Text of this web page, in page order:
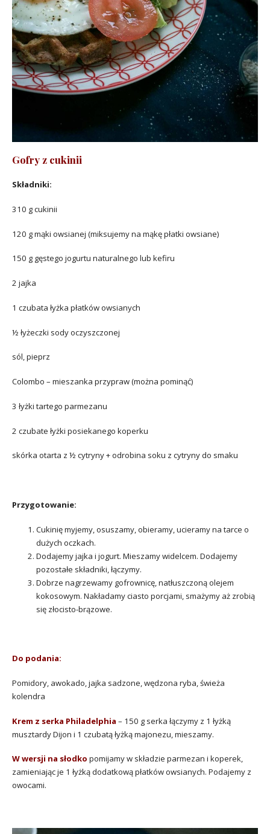
Gofry z cukinii
Składniki:
310 g cukinii
120 g mąki owsianej (miksujemy na mąkę płatki owsiane)
150 g gęstego jogurtu naturalnego lub kefiru
2 jajka
1 czubata łyżka płatków owsianych
½ łyżeczki sody oczyszczonej
sól, pieprz
Colombo – mieszanka przypraw (można pominąć)
3 łyżki tartego parmezanu
2 czubate łyżki posiekanego koperku
skórka otarta z ½ cytryny + odrobina soku z cytryny do smaku
Przygotowanie:
Cukinię myjemy, osuszamy, obieramy, ucieramy na tarce o
dużych oczkach.
Dodajemy jajka i jogurt. Mieszamy widelcem. Dodajemy
pozostałe składniki, łączymy.
Dobrze nagrzewamy gofrownicę, natłuszczoną olejem
kokosowym. Nakładamy ciasto porcjami, smażymy aż zrobią
się złocisto-brązowe.
Do podania:
Pomidory, awokado, jajka sadzone, wędzona ryba, świeża
kolendra
Krem z serka Philadelphia – 150 g serka łączymy z 1 łyżką
musztardy Dijon i 1 czubatą łyżką majonezu, mieszamy.
W wersji na słodko pomijamy w składzie parmezan i koperek,
zamieniając je 1 łyżką dodatkową płatków owsianych. Podajemy z
owocami.